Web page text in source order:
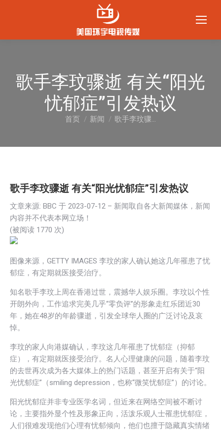
歌手李玟骤逝 有关“阳光
忧郁症”引发热议
您在这里：
首页 新闻 歌手李玟骤…
歌手李玟骤逝 有关“阳光忧郁症”引发热议
文章来源: BBC 于 2023-07-12 – 新闻取自各大新闻媒体，新闻
内容并不代表本网立场！
(被阅读 1 770 次)
图像来源，GETTY IMAGES 李玟的家人确认她这几年罹患了忧
郁症，有定期就医接受治疗。
知名歌手李玟上周在香港过世，震撼华人娱乐圈。李玟以个性
开朗外向，工作追求完美几乎“零负评”的形象走红乐团近30
年，她在48岁的年龄骤逝，引发全球华人圈的广泛讨论及哀
悼。
李玟的家人向港媒确认，李玟这几年罹患了忧郁症（抑郁
症），有定期就医接受治疗。名人心理健康的问题，随着李玟
的去世再次成为各大媒体上的热门话题，甚至开启有关于“阳
光忧郁症”（smiling depression，也称“微笑忧郁症”）的讨论。
阳光忧郁症并非专业医学名词，但近来在网络空间被不断讨
论，主要指外显个性及形象正向，活泼乐观人士罹患忧郁症，
人们很难发现他们心理有忧郁倾向，他们也擅于隐藏真实情绪